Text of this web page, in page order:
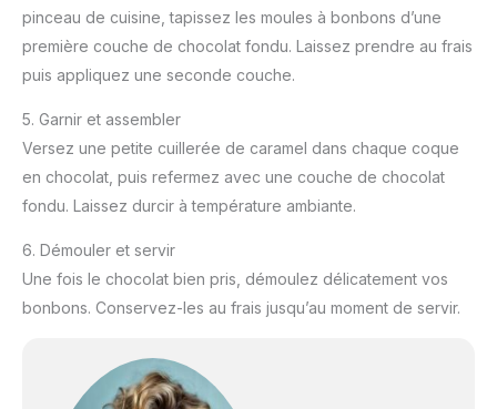
pinceau de cuisine, tapissez les moules à bonbons d’une
première couche de chocolat fondu. Laissez prendre au frais
puis appliquez une seconde couche.
5. Garnir et assembler
Versez une petite cuillerée de caramel dans chaque coque
en chocolat, puis refermez avec une couche de chocolat
fondu. Laissez durcir à température ambiante.
6. Démouler et servir
Une fois le chocolat bien pris, démoulez délicatement vos
bonbons. Conservez-les au frais jusqu’au moment de servir.